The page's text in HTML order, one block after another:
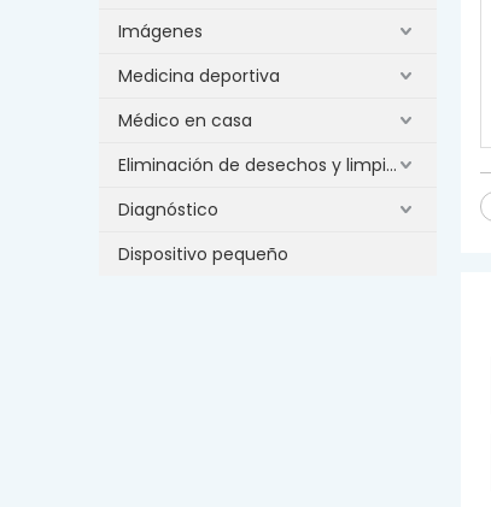
Imágenes
Medicina deportiva
Médico en casa
Eliminación de desechos y limpieza
Diagnóstico
Dispositivo pequeño